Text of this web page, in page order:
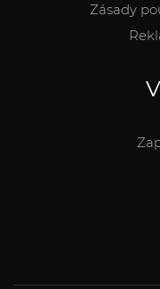
Zásady